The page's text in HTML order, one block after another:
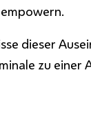
dieser
zu einer